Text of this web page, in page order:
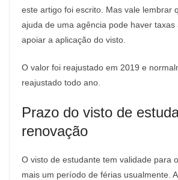
este artigo foi escrito. Mas vale lembrar
ajuda de uma agência pode haver taxas
apoiar a aplicação do visto.
O valor foi reajustado em 2019 e
reajustado todo ano.
Prazo do visto de
renovação
O visto de estudante tem validade para
mais um período de férias usualmente.